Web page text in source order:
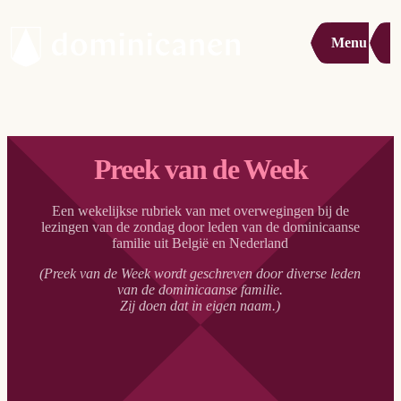
Menu
Preek van de Week
Een wekelijkse rubriek van met overwegingen bij de
lezingen van de zondag door leden van de dominicaanse
familie uit België en Nederland
(Preek van de Week wordt geschreven door diverse leden
van de dominicaanse familie.
Zij doen dat in eigen naam.)